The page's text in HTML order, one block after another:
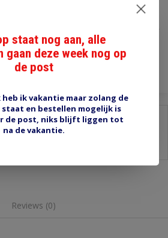
€1,80
Toevoegen aan winkelwagen
Reviews (0)
staat nog aan, alle
gaan deze week nog op
de post
heb ik vakantie maar zolang de
staat en bestellen mogelijk is
de post, niks blijft liggen tot
na de vakantie.